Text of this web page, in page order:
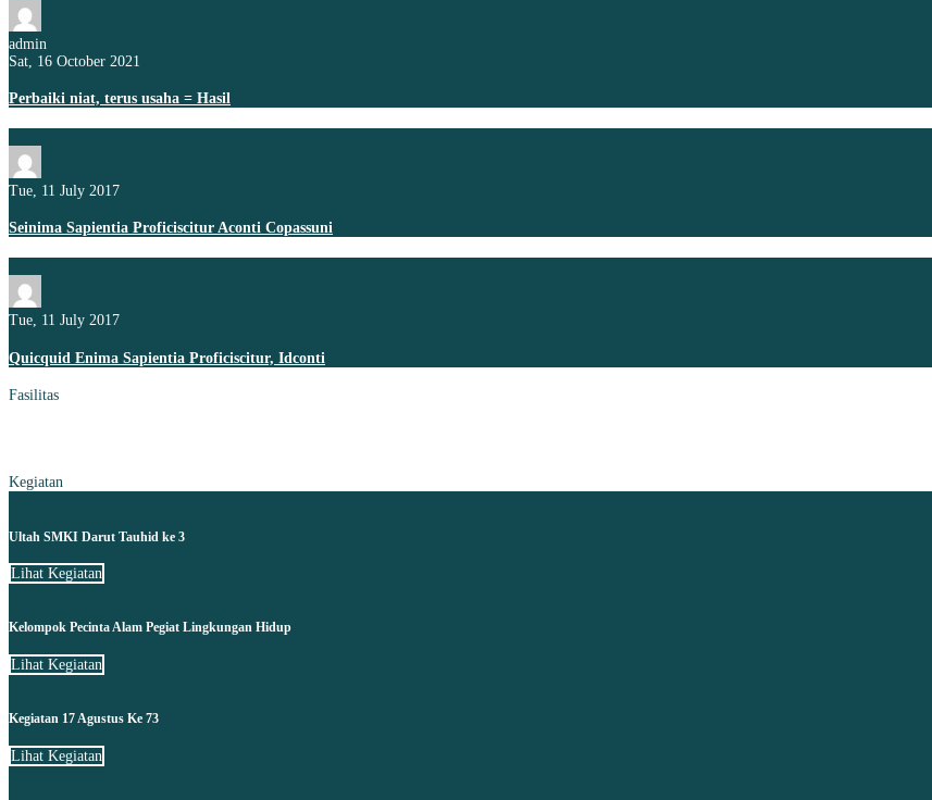
admin
Sat, 16 October 2021
Perbaiki niat, terus usaha = Hasil
Tue, 11 July 2017
Seinima Sapientia Proficiscitur Aconti Copassuni
Tue, 11 July 2017
Quicquid Enima Sapientia Proficiscitur, Idconti
Fasilitas
Kegiatan
Ultah SMKI Darut Tauhid ke 3
Lihat Kegiatan
Kelompok Pecinta Alam Pegiat Lingkungan Hidup
Lihat Kegiatan
Kegiatan 17 Agustus Ke 73
Lihat Kegiatan